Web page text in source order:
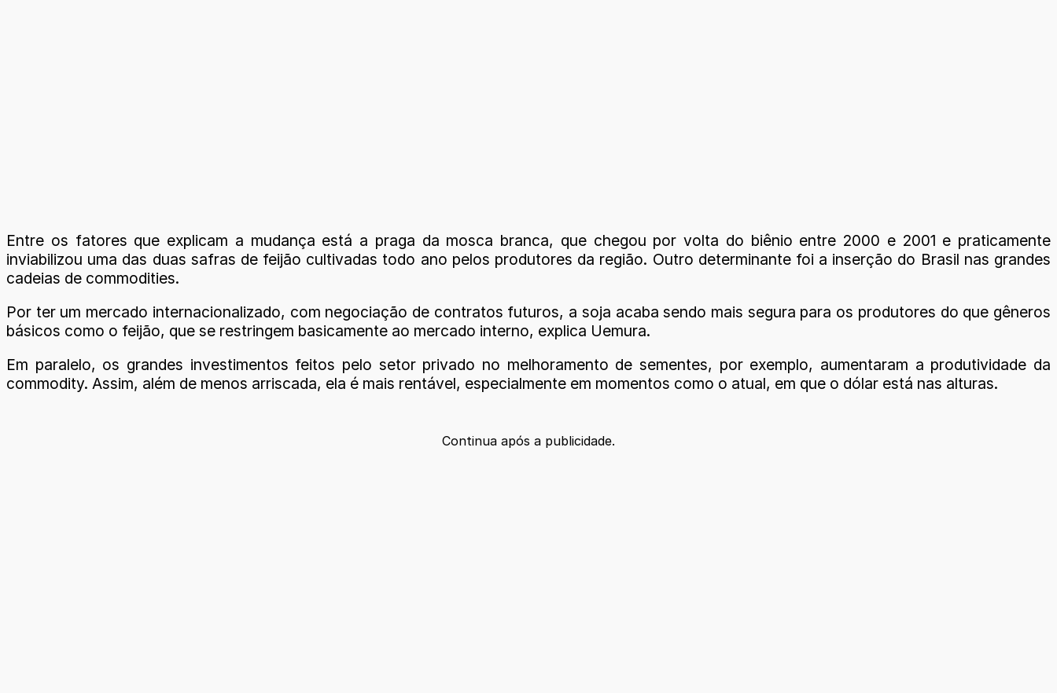
Entre os fatores que explicam a mudança está a praga da mosca branca, que chegou por volta do biênio entre 2000 e 2001 e praticamente
inviabilizou uma das duas safras de feijão cultivadas todo ano pelos produtores da região. Outro determinante foi a inserção do Brasil nas grandes
cadeias de commodities.
Por ter um mercado internacionalizado, com negociação de contratos futuros, a soja acaba sendo mais segura para os produtores do que gêneros
básicos como o feijão, que se restringem basicamente ao mercado interno, explica Uemura.
Em paralelo, os grandes investimentos feitos pelo setor privado no melhoramento de sementes, por exemplo, aumentaram a produtividade da
commodity. Assim, além de menos arriscada, ela é mais rentável, especialmente em momentos como o atual, em que o dólar está nas alturas.
Continua após a publicidade.